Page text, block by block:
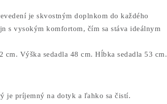
je skvostným doplnkom do každého
s vysokým komfortom, čím sa stáva ideálnym
cm. Výška sedadla 48 cm. Hĺbka sedadla 53 cm.
je príjemný na dotyk a ľahko sa čistí.